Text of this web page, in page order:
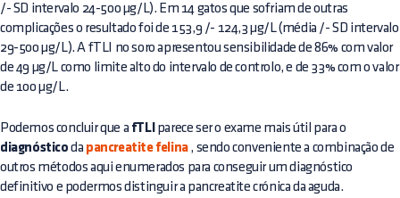
/- SD intervalo 24-500 µg/L). Em 14 gatos que sofriam de outras
complicações o resultado foi de 153,9 /- 124,3 µg/L (média /- SD intervalo
29-500 µg/L). A fTLI no soro apresentou sensibilidade de 86% com valor
de 49 µg/L como limite alto do intervalo de controlo, e de 33% com o valor
de 100 µg/L.
Podemos concluir que a fTLI parece ser o exame mais útil para o
diagnóstico da pancreatite felina, sendo conveniente a combinação de
outros métodos aqui enumerados para conseguir um diagnóstico
definitivo e podermos distinguir a pancreatite crónica da aguda.